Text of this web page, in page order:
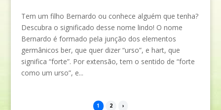
Tem um filho Bernardo ou conhece alguém que tenha?
Descubra o significado desse nome lindo! O nome
Bernardo é formado pela junção dos elementos
germânicos ber, que quer dizer “urso”, e hart, que
significa “forte”. Por extensão, tem o sentido de “forte
como um urso”, e...
1 2 ›